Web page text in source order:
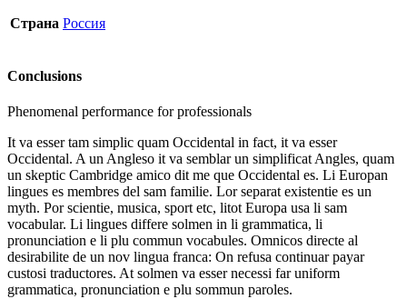
Страна Россия
Conclusions
Phenomenal performance for professionals
It va esser tam simplic quam Occidental in fact, it va esser
Occidental. A un Angleso it va semblar un simplificat Angles, quam
un skeptic Cambridge amico dit me que Occidental es. Li Europan
lingues es membres del sam familie. Lor separat existentie es un
myth. Por scientie, musica, sport etc, litot Europa usa li sam
vocabular. Li lingues differe solmen in li grammatica, li
pronunciation e li plu commun vocabules. Omnicos directe al
desirabilite de un nov lingua franca: On refusa continuar payar
custosi traductores. At solmen va esser necessi far uniform
grammatica, pronunciation e plu sommun paroles.